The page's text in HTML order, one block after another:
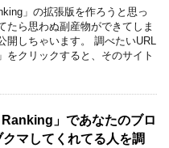
」の拡張版を作ろうと思っ
たら思わぬ副産物ができてしま
開しちゃいます。 調べたいURL
をクリックすると、そのサイト
Ranking」であなたのブロ
マしてくれてる人を調